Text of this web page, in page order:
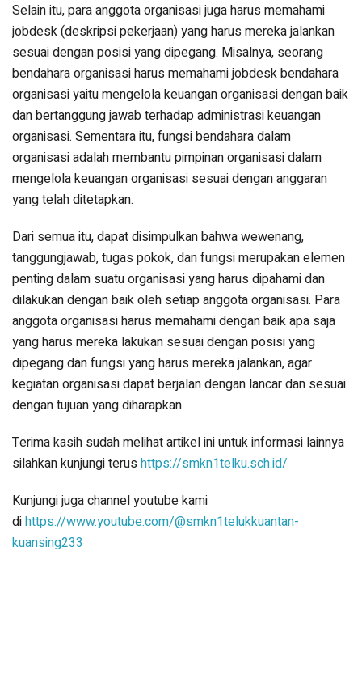
Selain itu, para anggota organisasi juga harus memahami
jobdesk (deskripsi pekerjaan) yang harus mereka jalankan
sesuai dengan posisi yang dipegang. Misalnya, seorang
bendahara organisasi harus memahami jobdesk bendahara
organisasi yaitu mengelola keuangan organisasi dengan baik
dan bertanggung jawab terhadap administrasi keuangan
organisasi. Sementara itu, fungsi bendahara dalam
organisasi adalah membantu pimpinan organisasi dalam
mengelola keuangan organisasi sesuai dengan anggaran
yang telah ditetapkan.
Dari semua itu, dapat disimpulkan bahwa wewenang,
tanggungjawab, tugas pokok, dan fungsi merupakan elemen
penting dalam suatu organisasi yang harus dipahami dan
dilakukan dengan baik oleh setiap anggota organisasi. Para
anggota organisasi harus memahami dengan baik apa saja
yang harus mereka lakukan sesuai dengan posisi yang
dipegang dan fungsi yang harus mereka jalankan, agar
kegiatan organisasi dapat berjalan dengan lancar dan sesuai
dengan tujuan yang diharapkan.
Terima kasih sudah melihat artikel ini untuk informasi lainnya
silahkan kunjungi terus https://smkn1telku.sch.id/
Kunjungi juga channel youtube kami
dihttps://www.youtube.com/@smkn1telukkuantan-
kuansing233